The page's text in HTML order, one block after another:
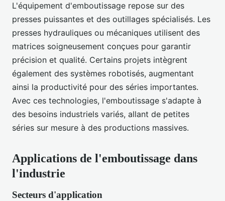
L'équipement d'emboutissage repose sur des
presses puissantes et des outillages spécialisés. Les
presses hydrauliques ou mécaniques utilisent des
matrices soigneusement conçues pour garantir
précision et qualité. Certains projets intègrent
également des systèmes robotisés, augmentant
ainsi la productivité pour des séries importantes.
Avec ces technologies, l'emboutissage s'adapte à
des besoins industriels variés, allant de petites
séries sur mesure à des productions massives.
Applications de l'emboutissage dans
l'industrie
Secteurs d'application